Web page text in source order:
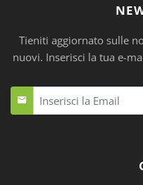
Tieniti aggiornato sulle
nuovi. Inserisci la tua e-